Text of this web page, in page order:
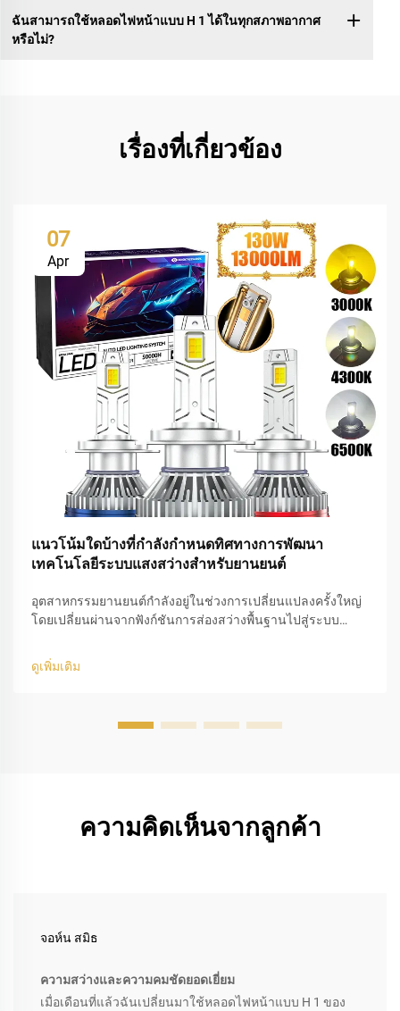
ฉันสามารถใช้หลอดไฟหน้าแบบ H 1 ได้ในทุกสภาพอากาศ
หรือไม่?
เรื่องที่เกี่ยวข้อง
07
Apr
แนวโน้มใดบ้างที่กำลังกำหนดทิศทางการพัฒนา
เทคโนโลยีระบบแสงสว่างสำหรับยานยนต์
อุตสาหกรรมยานยนต์กำลังอยู่ในช่วงการเปลี่ยนแปลงครั้งใหญ่
โดยเปลี่ยนผ่านจากฟังก์ชันการส่องสว่างพื้นฐานไปสู่ระบบ
ออกแบบยานพาหนะมีความเรียบง่ายมากขึ้น และยานยนต์
ไฟฟ้า (EV) ครองส่วนแบ่งตลาดอย่างเด่นชัด...
ดูเพิ่มเติม
ความคิดเห็นจากลูกค้า
จอห์น สมิธ
ความสว่างและความคมชัดยอดเยี่ยม
เมื่อเดือนที่แล้วฉันเปลี่ยนมาใช้หลอดไฟหน้าแบบ H 1 ของ